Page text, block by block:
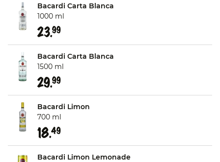
Bacardi Carta Blanca
1000 ml
23.99
Bacardi Carta Blanca
1500 ml
29.99
Bacardi Limon
700 ml
18.49
Bacardi Limon Lemonade